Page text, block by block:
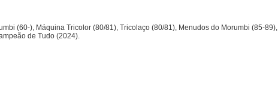
(60-), Máquina Tricolor (80/81), Tricolaço (80/81), Menudos do Morumbi (85-
de Tudo (2024).